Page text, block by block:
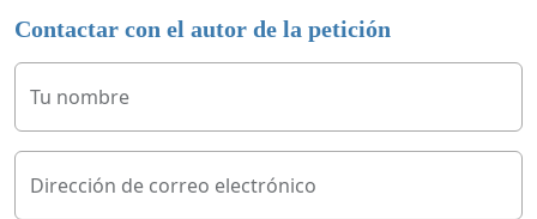
Contactar con el autor de la petición
Tu nombre
Dirección de correo electrónico